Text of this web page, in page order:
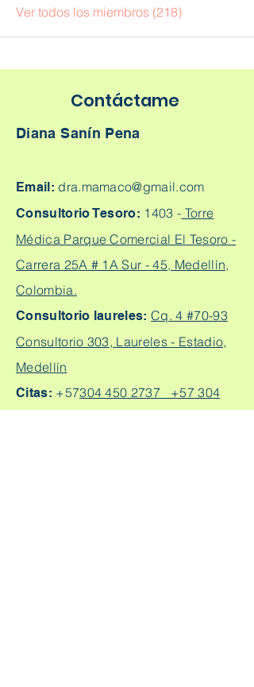
Ver todos los miembros (218)
Contáctame
Diana Sanín Pena
Email: dra.mamaco@gmail.com
Consultorio Tesoro: 1403 - Torre
Médica Parque Comercial El Tesoro -
Carrera 25A # 1A Sur - 45, Medellín,
Colombia.
Consultorio laureles:Cq. 4 #70-93
Consultorio 303, Laureles - Estadio,
Medellín
Citas: +57304 450 2737 +57 304